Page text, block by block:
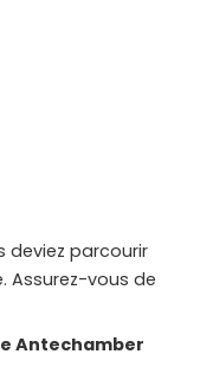
deviez parcourir
Assurez-vous de
Antechamber